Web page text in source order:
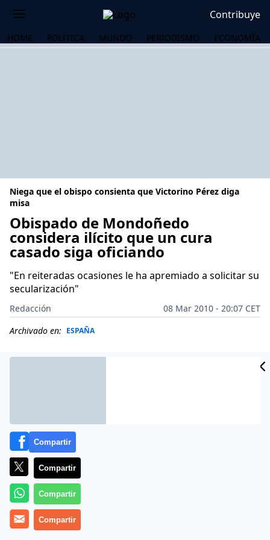
Contribuye
HOME POLÍTICA MUNDO PERIODISMO ECONOMÍA
Niega que el obispo consienta que Victorino Pérez diga
misa
Obispado de Mondoñedo
considera ilícito que un cura
casado siga oficiando
"En reiteradas ocasiones le ha apremiado a solicitar su
secularización"
Redacción
08 Mar 2010 - 20:07 CET
Archivado en: ESPAÑA
Más información
Compartir
Compartir
Compartir
Compartir